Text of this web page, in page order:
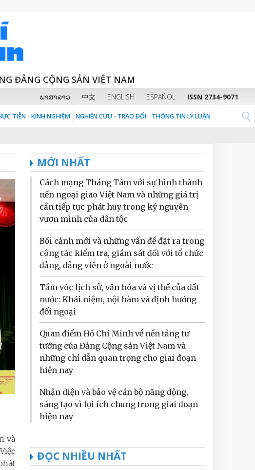
ĐẢNG CỘNG SẢN VIỆT NAM
ພາສາລາວ 中文 ENGLISH ESPAÑOL ISSN 2734-9071
TIỄN - KINH NGHIỆM NGHIÊN CỨU - TRAO ĐỔI THÔNG TIN LÝ LUẬN
và
MỚI NHẤT
Cách mạng Tháng Tám với sự hình thành
nền ngoại giao Việt Nam và những giá trị
cần tiếp tục phát huy trong kỷ nguyên
vươn mình của dân tộc
Bối cảnh mới và những vấn đề đặt ra trong
công tác kiểm tra, giám sát đối với tổ chức
đảng, đảng viên ở ngoài nước
Tầm vóc lịch sử, văn hóa và vị thế của đất
nước: Khái niệm, nội hàm và định hướng
đối ngoại
Quan điểm Hồ Chí Minh về nền tảng tư
tưởng của Đảng Cộng sản Việt Nam và
những chỉ dẫn quan trọng cho giai đoạn
hiện nay
Nhận diện và bảo vệ cán bộ năng động,
sáng tạo vì lợi ích chung trong giai đoạn
hiện nay
ĐỌC NHIỀU NHẤT